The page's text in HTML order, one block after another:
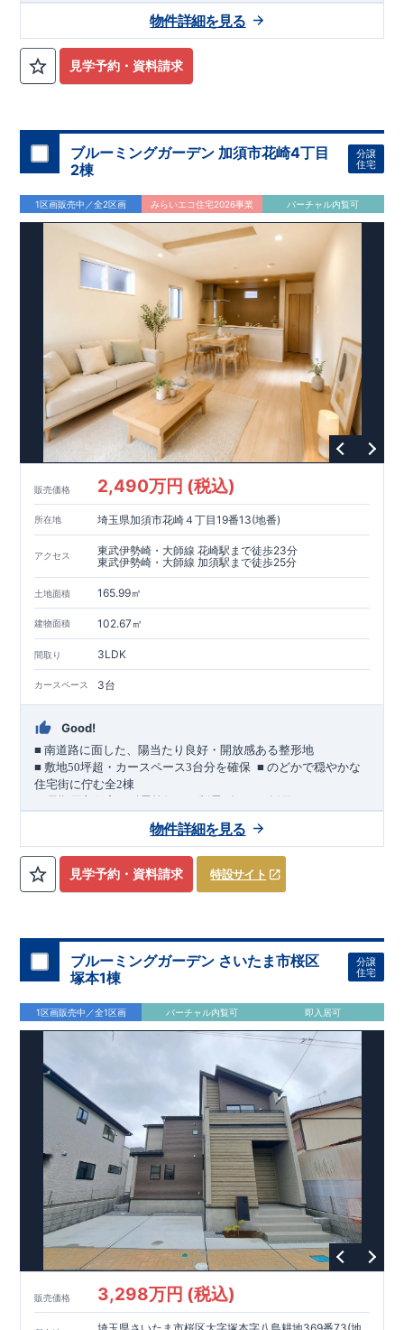
見学予約・資料請求
物件詳細を見る
ブルーミングガーデン 加須市花崎4丁目
2棟
分譲
住宅
1区画販売中／全2区画 みらいエコ住宅2026事業 バーチャル内覧可
販売価格 2,490万円 (税込)
所在地 埼玉県加須市花崎４丁目19番13(地番)
アクセス
東武伊勢崎・大師線 花崎駅まで徒歩23分
東武伊勢崎・大師線 加須駅まで徒歩25分
土地面積 165.99㎡
建物面積 102.67㎡
間取り 3LDK
カースペース 3台
Good!
■南道路に面した、陽当たり良好・開放感ある整形地
■敷地50坪超・カースペース3台分を確保 ​■のどかで穏やかな
住宅街に佇む全2棟
（長期優良住宅／耐震等級３・制震ダンパー採用）
たりに恵まれた立地。
あり、
採光・通風・プライバシー性にも配慮した敷地計画で
す。
加須 徒歩13分
間取りのポイント
■ 1
号棟 LDK約19.5 帖 のゆとりあるリビング
​陽当たりよく開放
感があります。
■共通
・主寝室は将来仕切れる可変型プラン ・2階洋室2部屋にウォー
クインクローゼット設置
太陽光発電（フラットプラン）採用 月額サービス料
ホテルライクで実用的な洗面空間 （オープンサニタリーirodori
詳細ページへ）
家計にやさしい住宅性能
長期優良住宅 住宅ローン控除額の優遇、 固定資産税の減額期間
延長など 税制面でのメリットが受けられます。
耐震等級 ３ ＋制震ダンパー 建築基準法の1.5倍の耐震性。 地震保
険の割引（最大50％）対象です。
現地のご案内・資料請求 受付中​ ​■完成済みにつき、​実際の
建物・設備・間取りを​ 現地にてご確認いただけます。 ​
TEL
0120-44-1081
（9:30 18:30／火水曜休み）
スマートフォンで見やすい特設サイトはこちら
見学予約・資料請求 特設サイト
物件詳細を見る
ブルーミングガーデン さいたま市桜区
塚本1棟
分譲
住宅
1区画販売中／全1区画 バーチャル内覧可 即入居可
販売価格 3,298万円 (税込)